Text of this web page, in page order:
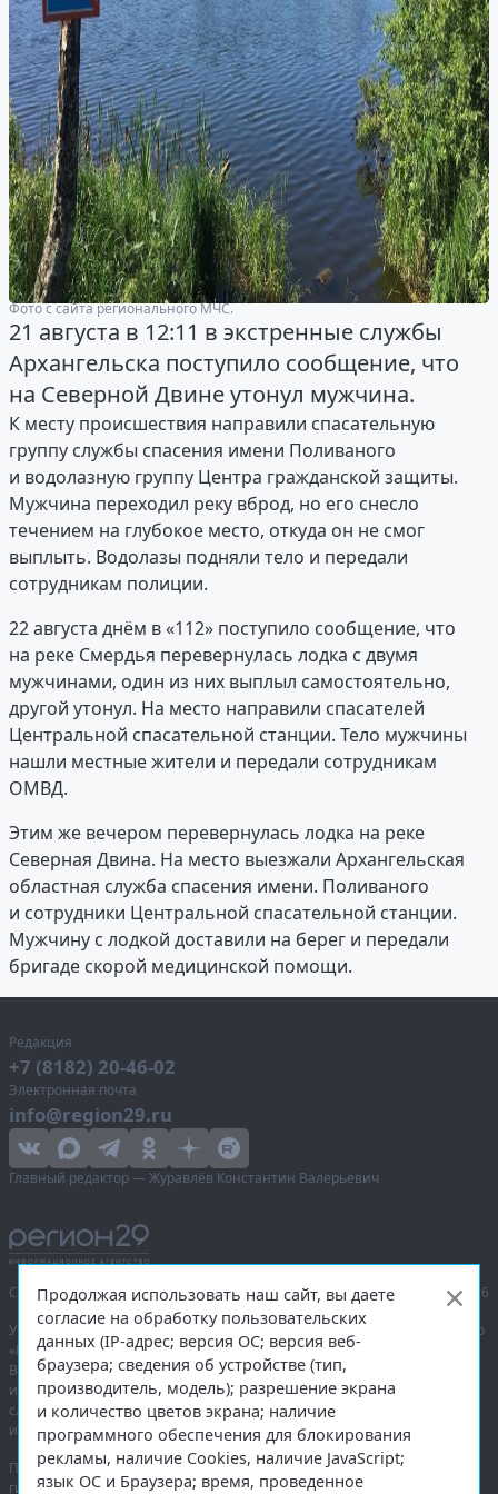
Фото с сайта регионального МЧС.
21 августа в 12:11 в экстренные службы
Архангельска поступило сообщение, что
на Северной Двине утонул мужчина.
К месту происшествия направили спасательную
группу службы спасения имени Поливаного
и водолазную группу Центра гражданской защиты.
Мужчина переходил реку вброд, но его снесло
течением на глубокое место, откуда он не смог
выплыть. Водолазы подняли тело и передали
сотрудникам полиции.
22 августа днём в «112» поступило сообщение, что
на реке Смердья перевернулась лодка с двумя
мужчинами, один из них выплыл самостоятельно,
другой утонул. На место направили спасателей
Центральной спасательной станции. Тело мужчины
нашли местные жители и передали сотрудникам
ОМВД.
Этим же вечером перевернулась лодка на реке
Северная Двина. На место выезжали Архангельская
областная служба спасения имени. Поливаного
и сотрудники Центральной спасательной станции.
Мужчину с лодкой доставили на берег и передали
бригаде скорой медицинской помощи.
Редакция
+7 (8182) 20-46-02
Электронная почта
info@region29.ru
Главный редактор — Журавлёв Константин Валерьевич
Сетевое издание «Информационное агентство Регион 29»,
© 2016–2026
Учредитель — общество с ограниченной ответственностью «Агентство
«Правда Севера».
Выписка из реестра зарегистрированных средств массовой
информации:ЭЛ № ФС 77-74226от 09.11.2018 выдано Федеральной
службой по надзору в сфере связи, информационных технологий
и массовых коммуникаций (Роскомнадзор).
При полном или частичном использовании любых материалов
гиперссылка на region29.ruобязательна. Копирование материалов без
Продолжая использовать наш сайт, вы даете
согласие на обработку пользовательских
данных (IP-адрес; версия ОС; версия веб-
браузера; сведения об устройстве (тип,
производитель, модель); разрешение экрана
и количество цветов экрана; наличие
программного обеспечения для блокирования
рекламы, наличие Cookies, наличие JavaScript;
язык ОС и Браузера; время, проведенное